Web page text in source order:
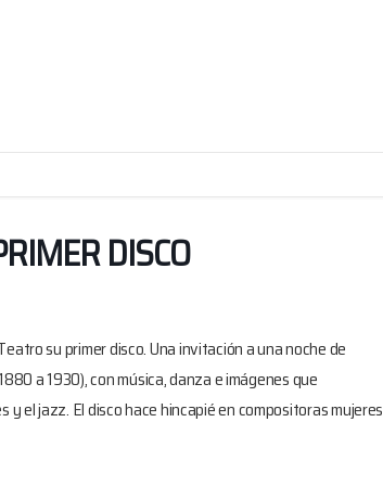
DISCO
su primer disco. Una invitación a una noche de
a 1930), con música, danza e imágenes que
el jazz. El disco hace hincapié en compositoras mujeres